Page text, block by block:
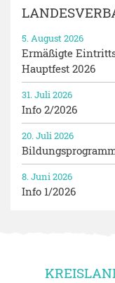
Ermäßigte
Hauptfest 2026
5. August 2026
Info 2/2026
31. Juli 2026
20. Juli 2026
Info 1/2026
8. Juni 2026